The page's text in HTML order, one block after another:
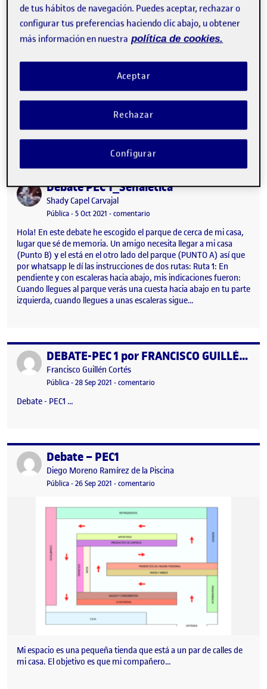
documentación de ayuda visual: A continuación la memoria
documental del proyecto: PEC2 - Conceptualización y estrategia
…
PEC2 – Conceptualización y estrategia
Publicado por
Shady Capel Carvajal
Fecha de publicación
-comentario
PEC2 - Conceptualización y estrategia …
Publicado porDebate PEC 1_Señalética
Publicado por
Shady Capel Carvajal
Visibilidad:
Pública-Fecha de publicación
5 Oct 2021 5 octubre, 2021 5:43 pm
-comentario
Hola! En este debate he escogido el parque de cerca de mi casa,
lugar que sé de memoria. Un amigo necesita llegar a mi casa
(Punto B) y el está en el otro lado del parque (PUNTO A) así que
por whatsapp le dí las instrucciones de dos rutas: Ruta 1: En
pendiente y con escaleras hacia abajo, mis indicaciones fueron:
Cuando llegues al parque verás una cuesta hacia abajo en tu parte
izquierda, cuando llegues a unas escaleras sigue…
Publicado por DEBATE-PEC 1 por FRANCISCO GUILLÉN CORTÉS
Publicado por
Francisco Guillén Cortés
Visibilidad:
Pública-Fecha de publicación
28 Sep 2021 -comentario
Debate - PEC1 …
Publicado porDebate – PEC1
Publicado por
Diego Moreno Ramírez de la Piscina
Visibilidad:
Pública-Fecha de publicación
26 Sep 2021 -comentario
Mi espacio es una pequeña tienda que está a un par de calles de
mi casa. El objetivo es que mi compañero…
de tus hábitos de navegación. Puedes aceptar, rechazar o
configurar tus preferencias haciendo clic abajo, u obtener
más información en nuestra política de cookies.
Rechazar
Aceptar
Configurar